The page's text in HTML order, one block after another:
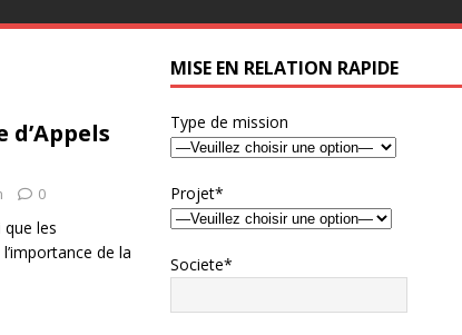
0
les
de la
MISE EN RELATION RAPIDE
Type de mission
Projet*
Societe*